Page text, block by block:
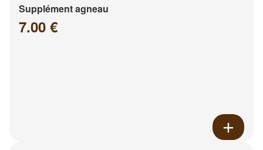
Supplément agneau
7.00 €